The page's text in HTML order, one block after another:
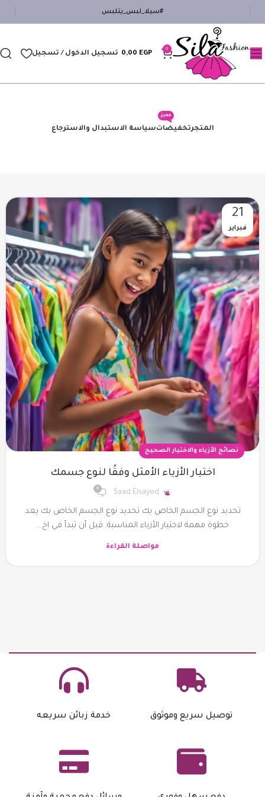
#سيلا_لبس_يتلبس
0
0,00 EGP تسجيل الدخول / تسجيل
المتجرتخفيضات
مميز
سياسة الاستبدال والاسترجاع
21
فبراير
نصائح الأزياء والاختيار الصحيح
اختيار الأزياء الأمثل وفقًا لنوع جسمك
Saad Elsayed
0
تحديد نوع الجسم الخاص بك تحديد نوع الجسم الخاص بك يعد
خطوة مهمة لاختيار الأزياء المناسبة. قبل أن تبدأ في اخ...
مواصلة القراءة
توصيل سريع وموثوق خدمة زبائن سريعه